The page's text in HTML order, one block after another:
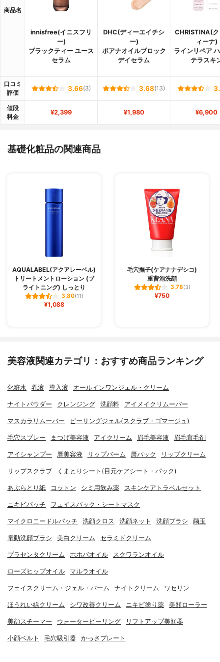
商品名
innisfree(イニスフリ
ー)
ブラックティー ユース
セラム
DHC(ディーエイチシ
ー)
ポアナオイルブロック
デイセラム
CHRISTINA(
ィーナ)
ラインリペア
テラスキ
口コミ
評価
3.66(3) 3.68(13)
値段
料金
¥2,399 ¥1,980 ¥6,900
基礎化粧品の関連商品
AQUALABEL(アクアレーベル)
トリートメントローション (ブ
ライトニング) しっとり
3.80(11)
¥1,088
毛穴撫子(ケアナナデシコ)
重曹泡洗顔
3.78(3)
¥750
美容液関連カテゴリ：おすすめ商品ランキング
化粧水 乳液 導入液 オールインワンジェル・クリーム
ナイトパウダー クレンジング 洗顔料 アイメイクリムーバー
マスカラリムーバー ピーリングジェル(スクラブ・ゴマージュ)
毛穴スプレー まつげ美容液 アイクリーム 眉毛美容液 眉毛育毛剤
アイシャンプー 唇美容液 リップバーム 唇パック リップクリーム
リップスクラブ くまとりシート(目元ケアシート・パック)
あぶらとり紙 コットン シミ用飲み薬 スキンケアトラベルセット
ニキビパッチ フェイスパック・シートマスク
マイクロニードルパッチ 洗顔クロス 洗顔ネット 洗顔ブラシ 繭玉
電動洗顔ブラシ 美白クリーム セラミドクリーム
プラセンタクリーム ホホバオイル スクワランオイル
ローズヒップオイル マルラオイル
フェイスクリーム・ジェル・バーム ナイトクリーム ワセリン
ほうれい線クリーム シワ改善クリーム ニキビ塗り薬 美顔ローラー
美顔スチーマー ウォーターピーリング リフトアップ美顔器
小顔ベルト 毛穴吸引器 かっさプレート